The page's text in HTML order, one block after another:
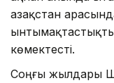
Қазақстан
көмектесті.
Соңғы жылдары